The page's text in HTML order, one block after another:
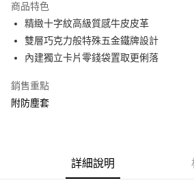
Google Pay
全盈+PAY
大哥付你分期
相關說明
1.本服務由台灣大哥大提供，台灣大哥大用戶可
3.實際核准額度、可分期數及費用金額請依後續
4.訂單成立30分鐘內，如未前往確認交易或遇審
消。如遇「轉專審核」未通過狀況，表示未達大
AFTEE先享後付
商品特色
精緻十字紋高級質感牛皮皮革
雙層巧克力般特殊五金鐵牌設計
內建獨立卡片零錢袋置取更俐落
銷售重點
附防塵套
詳細說明